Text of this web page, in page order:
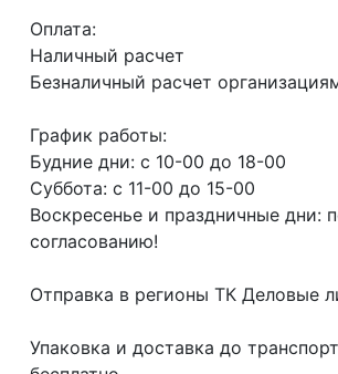
Оплата:
Наличный расчет
Безналичный расчет
График работы:
Будние дни: с 10-00 до 18-00
Суббота: с 11-00 до 15-00
Воскресенье и праздничные дни:
согласованию!
Отправка в регионы ТК Деловые
Упаковка и доставка до